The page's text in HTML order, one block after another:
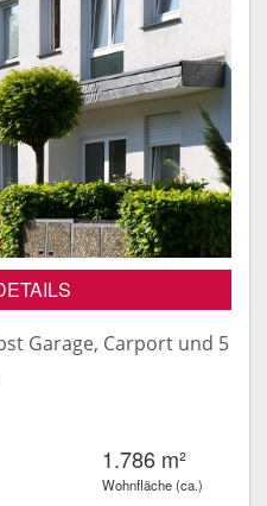
Garage, Carport und 5
1.786 m²
Wohnfläche (ca.)